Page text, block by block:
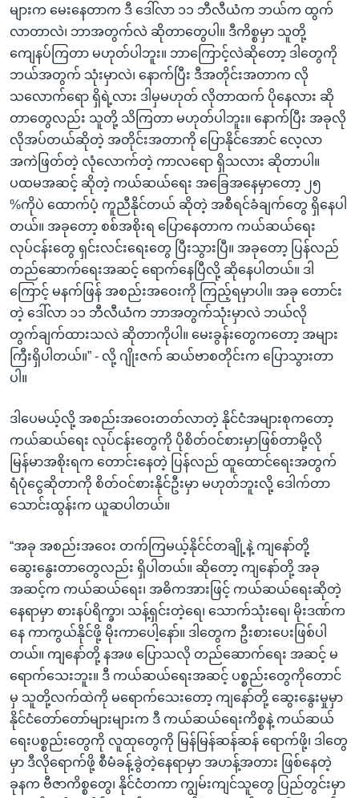
များက မေးနေတာက ဒီ ဒေါ်လာ ၁၁ ဘီလီယံက ဘယ်က ထွက်
လာတာလဲ၊ ဘာအတွက်လဲ ဆိုတာတွေပါ။ ဒီကိစ္စမှာ သူတို့
ကျေနပ်ကြတာ မဟုတ်ပါဘူး။ ဘာကြောင့်လဲဆိုတော့ ဒါတွေကို
ဘယ်အတွက် သုံးမှာလဲ၊ နောက်ပြီး ဒီအတိုင်းအတာက လို
သလောက်ရော ရှိရဲ့လား ဒါမှမဟုတ် လိုတာထက် ပိုနေလား ဆို
တာတွေလည်း သူတို့ သိကြတာ မဟုတ်ပါဘူး။ နောက်ပြီး အခုလို
လိုအပ်တယ်ဆိုတဲ့ အတိုင်းအတာကို ပြောနိုင်အောင် လေ့လာ
အကဲဖြတ်တဲ့ လုံလောက်တဲ့ ကာလရော ရှိသလား ဆိုတာပါ။
ပထမအဆင့် ဆိုတဲ့ ကယ်ဆယ်ရေး အခြေအနေမှာတော့ ၂၅
%ကိုပဲ ထောက်ပံ့ ကူညီနိုင်တယ် ဆိုတဲ့ အစီရင်ခံချက်တွေ ရှိနေပါ
တယ်။ အခုတော့ စစ်အစိုးရ ပြောနေတာက ကယ်ဆယ်ရေး
လုပ်ငန်းတွေ ရှင်းလင်းရေးတွေ ပြီးသွားပြီ။ အခုတော့ ပြန်လည်
တည်ဆောက်ရေးအဆင့် ရောက်နေပြီလို့ ဆိုနေပါတယ်။ ဒါ
ကြောင့် မနက်ဖြန် အစည်းအဝေးကို ကြည့်ရမှာပါ။ အခု တောင်း
တဲ့ ဒေါ်လာ ၁၁ ဘီလီယံက ဘာအတွက်သုံးမှာလဲ ဘယ်လို
တွက်ချက်ထားသလဲ ဆိုတာကိုပါ။ မေးခွန်းတွေကတော့ အများ
ကြီးရှိပါတယ်။” - လို့ ဂျိုးဇက် ဆယ်ဗာစတိုင်းက ပြောသွားတာ
ပါ။
ဒါပေမယ့်လို့ အစည်းအဝေးတတ်လာတဲ့ နိုင်ငံအများစုကတော့
ကယ်ဆယ်ရေး လုပ်ငန်းတွေကို ပိုစိတ်ဝင်စားမှာဖြစ်တာမို့လို
မြန်မာအစိုးရက တောင်းနေတဲ့ ပြန်လည် ထူထောင်ရေးအတွက်
ရံပုံငွေဆိုတာကို စိတ်ဝင်စားနိုင်ဦးမှာ မဟုတ်ဘူးလို့ ဒေါက်တာ
သောင်းထွန်းက ယူဆပါတယ်။
“အခု အစည်းအဝေး တက်ကြမယ့်နိုင်င်တချို့နဲ့ ကျနော်တို့
ဆွေးနွေးတာတွေလည်း ရှိပါတယ်။ ဆိုတော့ ကျနော်တို့ အခု
အဆင့်က ကယ်ဆယ်ရေး၊ အဓိကအားဖြင့် ကယ်ဆယ်ရေးဆိုတဲ့
နေရာမှာ စားနပ်ရိက္ခာ၊ သန့်ရှင်းတဲ့ရေ၊ သောက်သုံးရေ၊ မိုးဒဏ်က
နေ ကာကွယ်နိုင်ဖို့ မိုးကာပေါ့နော်။ ဒါတွေက ဦးစားပေးဖြစ်ပါ
တယ်။ ကျနော်တို့ နအဖ ပြောသလို တည်ဆောက်ရေး အဆင့် မ
ရောက်သေးဘူး။ ဒီ ကယ်ဆယ်ရေးအဆင့် ပစ္စည်းတွေကိုတောင်
မှ သူတို့လက်ထဲကို မရောက်သေးတော့ ကျနော်တို့ ဆွေးနွေးမှုမှာ
နိုင်ငံတော်တော်များများက ဒီ ကယ်ဆယ်ရေးကိစ္စနဲ့ ကယ်ဆယ်
ရေးပစ္စည်းတွေကို လူထုတွေကို မြန်မြန်ဆန်ဆန် ရောက်ဖို့၊ ဒါတွေ
မှာ ဒီလိုရောက်ဖို့ စီမံခန့်ခွဲတဲ့နေရာမှာ အဟန့်အတား ဖြစ်နေတဲ့
ခုနက ဗီဇာကိစ္စတွေ၊ နိုင်ငံတကာ ကျွမ်းကျင်သူတွေ ပြည်တွင်းမှာ